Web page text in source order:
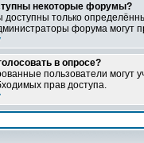
некоторые форумы?
только
форума могут
в опросе?
пользователи могут
прав доступа.